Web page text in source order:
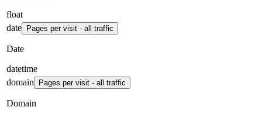
float
date
Pages per visit - all traffic
Date
datetime
domain
Pages per visit - all traffic
Domain